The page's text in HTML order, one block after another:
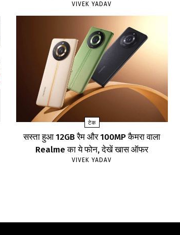
VIVEK YADAV
टेक
सस्ता हुआ 12GB रैम और 100MP कैमरा वाला
Realme का ये फोन, देखें खास ऑफर
VIVEK YADAV